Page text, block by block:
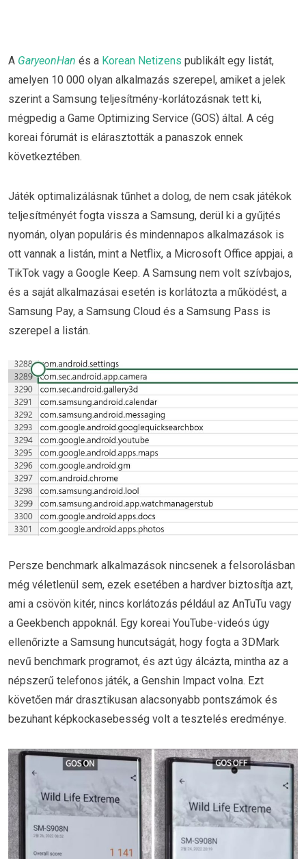
A GaryeonHan és a Korean Netizens publikált egy listát,
amelyen 10 000 olyan alkalmazás szerepel, amiket a jelek
szerint a Samsung teljesítmény-korlátozásnak tett ki,
mégpedig a Game Optimizing Service (GOS) által. A cég
koreai fórumát is elárasztották a panaszok ennek
következtében.
Játék optimalizálásnak tűnhet a dolog, de nem csak játékok
teljesítményét fogta vissza a Samsung, derül ki a gyűjtés
nyomán, olyan populáris és mindennapos alkalmazások is
ott vannak a listán, mint a Netflix, a Microsoft Office appjai, a
TikTok vagy a Google Keep. A Samsung nem volt szívbajos,
és a saját alkalmazásai esetén is korlátozta a működést, a
Samsung Pay, a Samsung Cloud és a Samsung Pass is
szerepel a listán.
Persze benchmark alkalmazások nincsenek a felsorolásban
még véletlenül sem, ezek esetében a hardver biztosítja azt,
ami a csövön kitér, nincs korlátozás például az AnTuTu vagy
a Geekbench appoknál. Egy koreai YouTube-videós úgy
ellenőrizte a Samsung huncutságát, hogy fogta a 3DMark
nevű benchmark programot, és azt úgy álcázta, mintha az a
népszerű telefonos játék, a Genshin Impact volna. Ezt
követően már drasztikusan alacsonyabb pontszámok és
bezuhant képkockasebesség volt a tesztelés eredménye.